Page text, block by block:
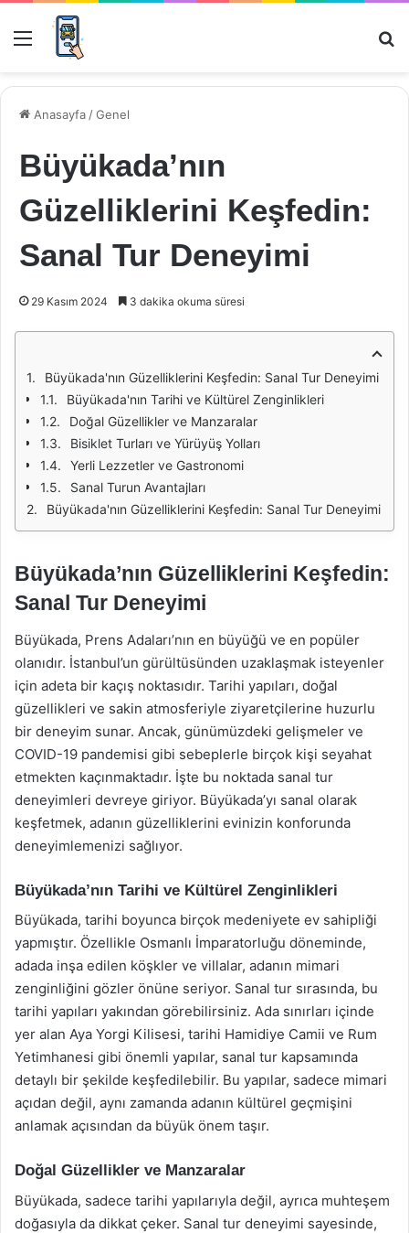
Menü
Anasayfa /Genel
Büyükada’nın
Güzelliklerini Keşfedin:
Sanal Tur Deneyimi
29 Kasım 2024 3 dakika okuma süresi
Büyükada'nın Güzelliklerini Keşfedin: Sanal Tur Deneyimi
Büyükada'nın Tarihi ve Kültürel Zenginlikleri
Doğal Güzellikler ve Manzaralar
Bisiklet Turları ve Yürüyüş Yolları
Yerli Lezzetler ve Gastronomi
Sanal Turun Avantajları
Büyükada'nın Güzelliklerini Keşfedin: Sanal Tur Deneyimi
Büyükada’nın Güzelliklerini Keşfedin:
Sanal Tur Deneyimi
Büyükada, Prens Adaları’nın en büyüğü ve en popüler
olanıdır. İstanbul’un gürültüsünden uzaklaşmak isteyenler
için adeta bir kaçış noktasıdır. Tarihi yapıları, doğal
güzellikleri ve sakin atmosferiyle ziyaretçilerine huzurlu
bir deneyim sunar. Ancak, günümüzdeki gelişmeler ve
COVID-19 pandemisi gibi sebeplerle birçok kişi seyahat
etmekten kaçınmaktadır. İşte bu noktada sanal tur
deneyimleri devreye giriyor. Büyükada’yı sanal olarak
keşfetmek, adanın güzelliklerini evinizin konforunda
deneyimlemenizi sağlıyor.
Büyükada’nın Tarihi ve Kültürel Zenginlikleri
Büyükada, tarihi boyunca birçok medeniyete ev sahipliği
yapmıştır. Özellikle Osmanlı İmparatorluğu döneminde,
adada inşa edilen köşkler ve villalar, adanın mimari
zenginliğini gözler önüne seriyor. Sanal tur sırasında, bu
tarihi yapıları yakından görebilirsiniz. Ada sınırları içinde
yer alan Aya Yorgi Kilisesi, tarihi Hamidiye Camii ve Rum
Yetimhanesi gibi önemli yapılar, sanal tur kapsamında
detaylı bir şekilde keşfedilebilir. Bu yapılar, sadece mimari
açıdan değil, aynı zamanda adanın kültürel geçmişini
anlamak açısından da büyük önem taşır.
Doğal Güzellikler ve Manzaralar
Büyükada, sadece tarihi yapılarıyla değil, ayrıca muhteşem
doğasıyla da dikkat çeker. Sanal tur deneyimi sayesinde,